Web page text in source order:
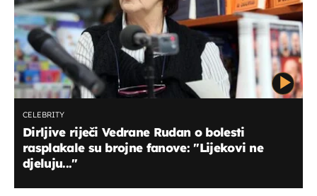
CELEBRITY
Dirljive riječi Vedrane Rudan o bolesti
rasplakale su brojne fanove: "Lijekovi ne
djeluju..."